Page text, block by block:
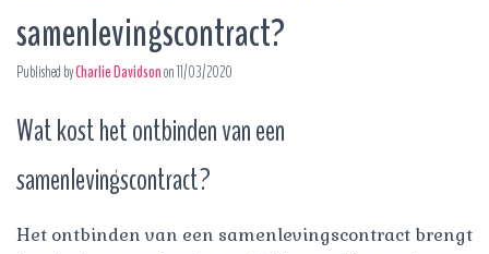
samenlevingscontract?
Published byCharlie Davidsonon11/03/2020
Wat kost het ontbinden van een
samenlevingscontract?
Het ontbinden van een samenlevingscontract brengt